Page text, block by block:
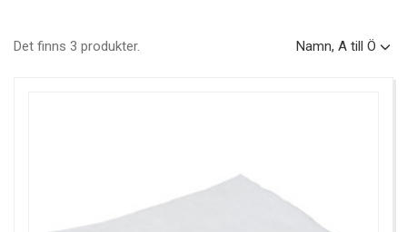
Det finns 3 produkter. Namn, A till Ö